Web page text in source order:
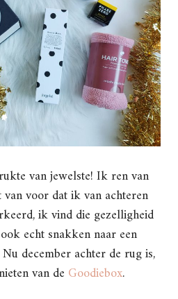
van jewelste! Ik ren van
voor dat ik van achteren
ik vind die gezelligheid
echt snakken naar een
december achter de rug is,
van de Goodiebox.